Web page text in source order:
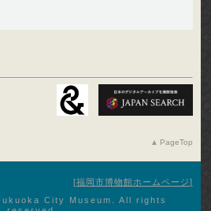
PageTop
福岡市博物館ホームページ
City Museum. All rights